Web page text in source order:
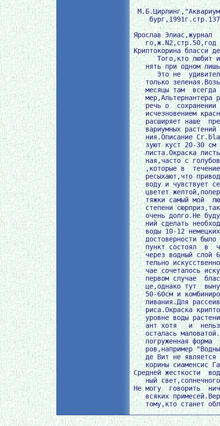
Ярослав Элиас,журнал
го,ж.N2,стр.50,год
Криптокорина бласси
Того,кто любит
нять при одном
Это не
только
месяцы там  всегда
мер,Альтернантера
речь о  сохранении
исчезновением
расширяет наше
вариумных растений
ния.Описание
зуют куст 20-30 см
листа.Окраска
ная,часто с
,которые в
ресыхают,что
воду и чувствует
цветет
тяжки самый мой
степени
очень долго.Не
ний сделать
воды 10-12
достоверности было
пункт состоял  в
через водный слой
тельно
чае сочеталось
первом случае
це,однако тут
50-60см и
ливания.Для
риса.Окраска
уровне воды
ант хотя   и
осталась
погруженная форма
ров,например
де Вит не является
корины сиаменсис
Средней жесткости
ный
Не могу  говорить
всяких